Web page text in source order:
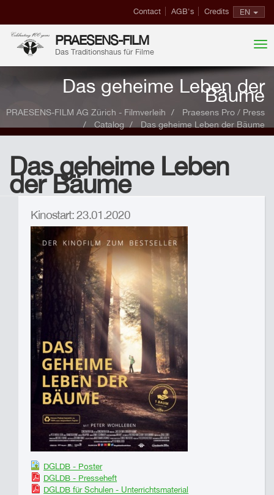
EN
Contact AGB's Credits
PRAESENS-FILM
Das Traditionshaus für Filme
Das geheime Leben der
Bäume
PRAESENS-FILM AG Zürich - Filmverleih
Praesens Pro / Press
Catalog
Das geheime Leben der Bäume
Das geheime Leben
der Bäume
Kinostart: 23.01.2020
DGLDB - Poster
DGLDB - Presseheft
DGLDB für Schulen - Unterrichtsmaterial